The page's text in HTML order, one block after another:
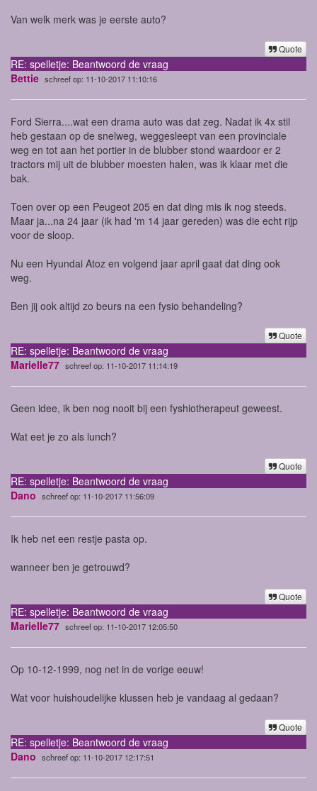
Van welk merk was je eerste auto?
Quote
RE: spelletje: Beantwoord de vraag
Bettie schreef op: 11-10-2017 11:10:16
Ford Sierra....wat een drama auto was dat zeg. Nadat ik 4x stil
heb gestaan op de snelweg, weggesleept van een provinciale
weg en tot aan het portier in de blubber stond waardoor er 2
tractors mij uit de blubber moesten halen, was ik klaar met die
bak.
Toen over op een Peugeot 205 en dat ding mis ik nog steeds.
Maar ja...na 24 jaar (ik had 'm 14 jaar gereden) was die echt rijp
voor de sloop.
Nu een Hyundai Atoz en volgend jaar april gaat dat ding ook
weg.
Ben jij ook altijd zo beurs na een fysio behandeling?
Quote
RE: spelletje: Beantwoord de vraag
Marielle77 schreef op: 11-10-2017 11:14:19
Geen idee, ik ben nog nooit bij een fyshiotherapeut geweest.
Wat eet je zo als lunch?
Quote
RE: spelletje: Beantwoord de vraag
Dano schreef op: 11-10-2017 11:56:09
Ik heb net een restje pasta op.
wanneer ben je getrouwd?
Quote
RE: spelletje: Beantwoord de vraag
Marielle77 schreef op: 11-10-2017 12:05:50
Op 10-12-1999, nog net in de vorige eeuw!
Wat voor huishoudelijke klussen heb je vandaag al gedaan?
Quote
RE: spelletje: Beantwoord de vraag
Dano schreef op: 11-10-2017 12:17:51